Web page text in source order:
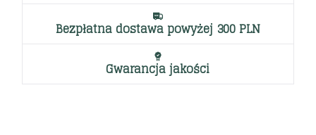
Bezpłatna dostawa powyżej 300 PLN
Gwarancja jakości